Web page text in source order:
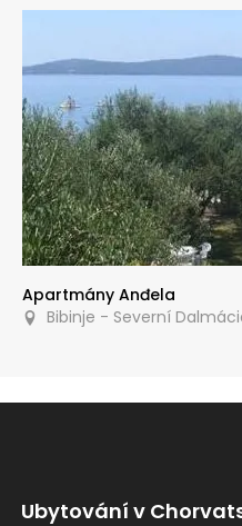
Apartmány Anđela
Bibinje - Severní
Ubytování v